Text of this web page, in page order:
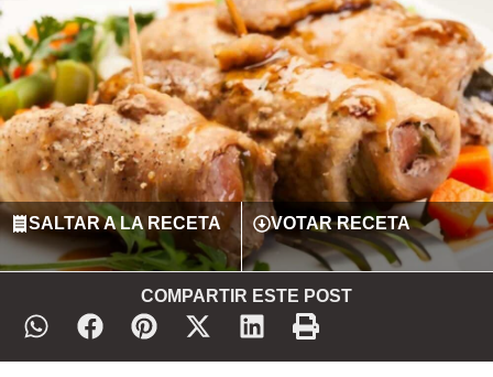
SALTAR A LA RECETA VOTAR RECETA
COMPARTIR ESTE POST